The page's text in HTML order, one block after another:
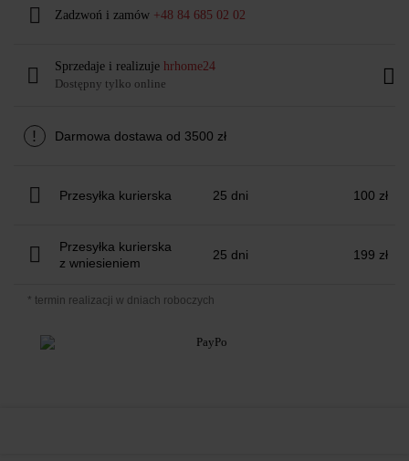
Zadzwoń i zamów +48 84 685 02 02
Sprzedaje i realizuje hrhome24
Dostępny tylko online
! Darmowa dostawa od 3500 zł
Przesyłka kurierska 25 dni 100 zł
Przesyłka kurierska
z wniesieniem
25 dni 199 zł
* termin realizacji w dniach roboczych